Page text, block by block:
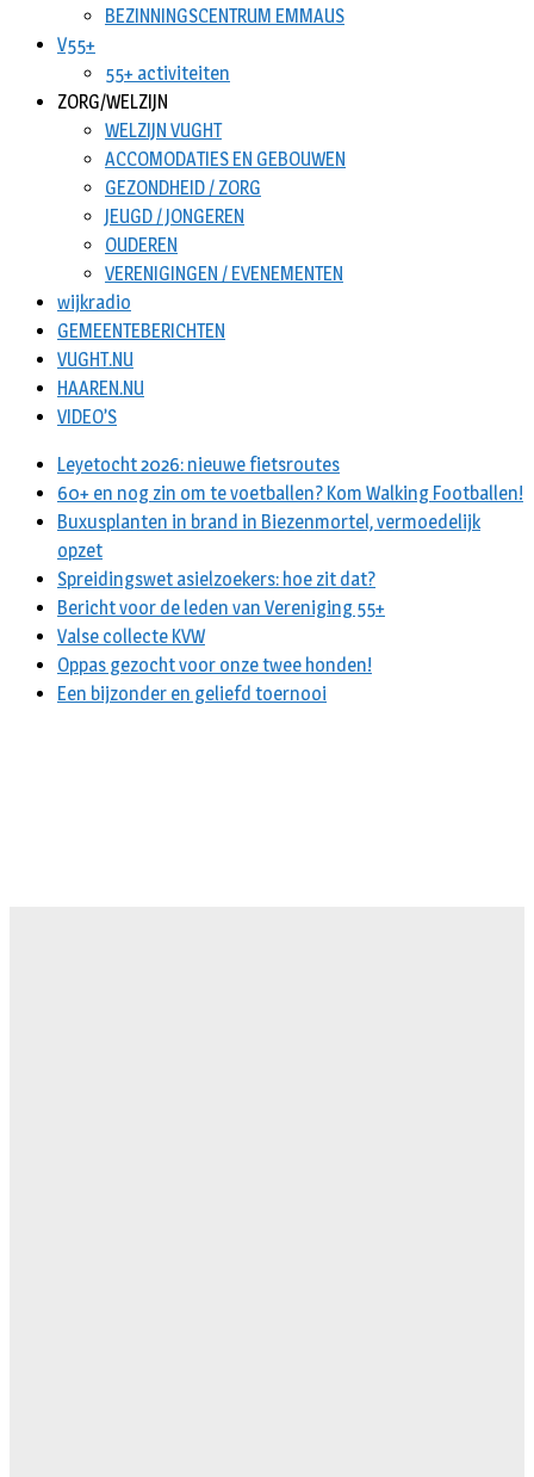
BEZINNINGSCENTRUM EMMAUS
V55+
55+ activiteiten
ZORG/WELZIJN
WELZIJN VUGHT
ACCOMODATIES EN GEBOUWEN
GEZONDHEID / ZORG
JEUGD / JONGEREN
OUDEREN
VERENIGINGEN / EVENEMENTEN
wijkradio
GEMEENTEBERICHTEN
VUGHT.NU
HAAREN.NU
VIDEO’S
Leyetocht 2026: nieuwe fietsroutes
60+ en nog zin om te voetballen? Kom Walking Footballen!
Buxusplanten in brand in Biezenmortel, vermoedelijk
opzet
Spreidingswet asielzoekers: hoe zit dat?
Bericht voor de leden van Vereniging 55+
Valse collecte KVW
Oppas gezocht voor onze twee honden!
Een bijzonder en geliefd toernooi